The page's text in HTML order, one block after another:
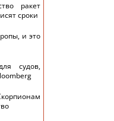
ракет
сроки
и это
судов,